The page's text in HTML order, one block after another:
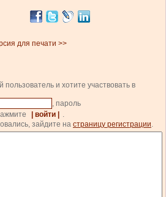
для печати >>
и хотите участвовать в
, пароль
| войти |
.
зайдите на страницу регистрации.